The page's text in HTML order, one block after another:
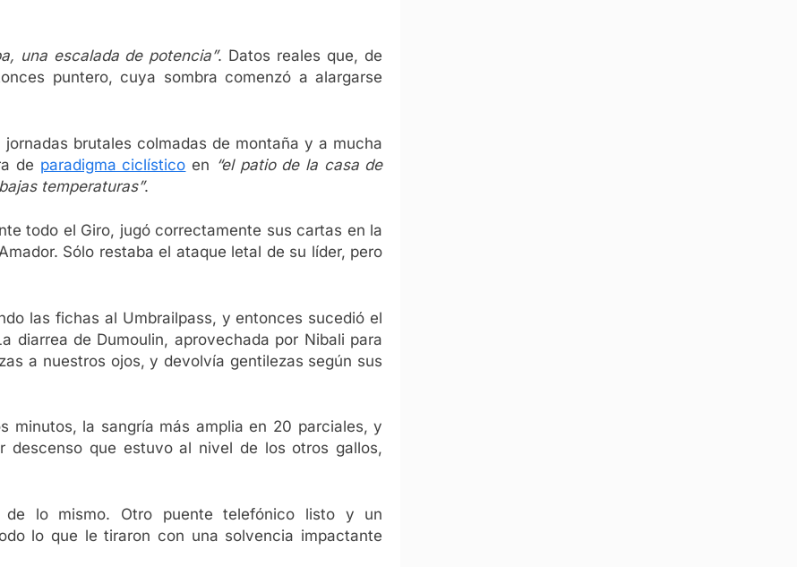
una escalada de potencia”. Datos reales que, de
puntero, cuya sombra comenzó a alargarse
brutales colmadas de montaña y a mucha
de paradigma ciclístico en “el patio de la casa de
temperaturas”.
todo el Giro, jugó correctamente sus cartas en la
Sólo restaba el ataque letal de su líder, pero
las fichas al Umbrailpass, y entonces sucedió el
diarrea de Dumoulin, aprovechada por Nibali para
a nuestros ojos, y devolvía gentilezas según sus
minutos, la sangría más amplia en 20 parciales, y
que estuvo al nivel de los otros gallos,
lo mismo. Otro puente telefónico listo y un
lo que le tiraron con una solvencia impactante